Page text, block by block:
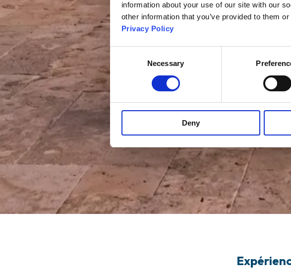
information about your use of our site with our
other information that you’ve provided to them
Privacy Policy
Necessary
Deny